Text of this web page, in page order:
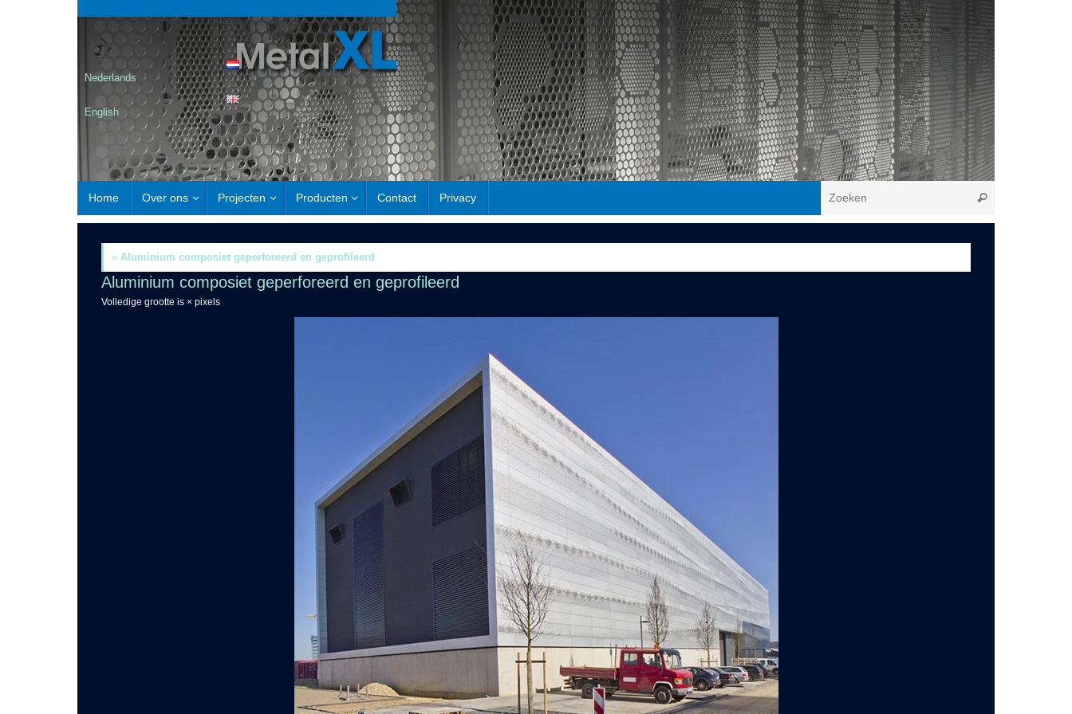
Nederlands
English
Home Over ons Projecten Producten Contact Privacy
« Aluminium composiet geperforeerd en geprofileerd
Aluminium composiet geperforeerd en geprofileerd
Volledige grootte is × pixels